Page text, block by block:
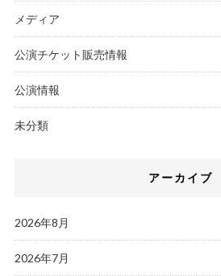
メディア
公演チケット販売情報
公演情報
未分類
アーカイブ
2026年8月
2026年7月